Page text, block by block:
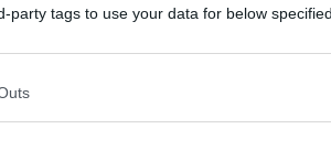
party tags to use your data for below
baby parking, dopo
chiusura delle scuole per le
e pasquali, oppure durante le
la ludoteca intrattiene i
una cucina interna.